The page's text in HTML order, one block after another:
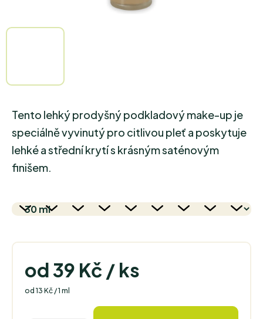
Tento lehký prodyšný podkladový make-up je
speciálně vyvinutý pro citlivou pleť a poskytuje
lehké a střední krytí s krásným saténovým
finišem.
od39 Kč / ks
Měrná cena:
od 13 Kč / 1 ml